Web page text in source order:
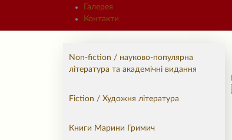
Галерея
Контакти
Non-fiction / науково-популярна
література та академічні видання
Fiction / Художня література
Книги Марини Гримич